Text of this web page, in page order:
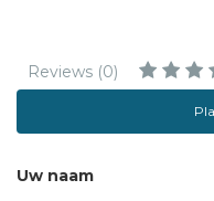
Reviews (0)
Uw naam